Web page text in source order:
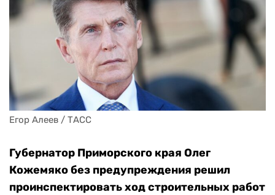
Егор Алеев / ТАСС
Губернатор Приморского края Олег
Кожемяко без предупреждения решил
проинспектировать ход строительных работ